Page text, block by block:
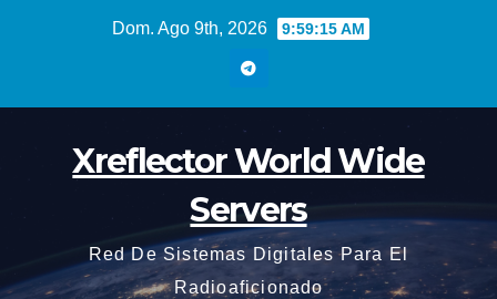
Dom. Ago 9th, 2026 9:59:16 AM
Xreflector World Wide
Servers
Red De Sistemas Digitales Para El
Radioaficionado